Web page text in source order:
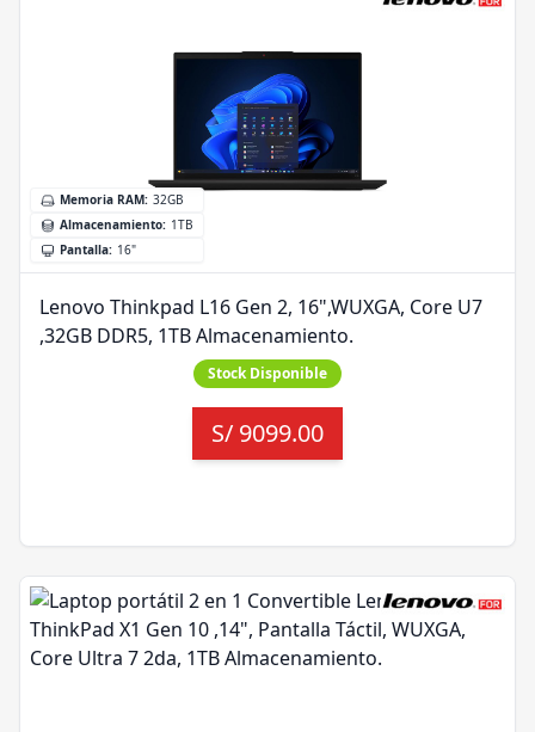
Memoria RAM: 32GB
Almacenamiento: 1TB
Pantalla: 16"
Lenovo Thinkpad L16 Gen 2, 16",WUXGA, Core U7
,32GB DDR5, 1TB Almacenamiento.
Stock Disponible
S/ 9099.00